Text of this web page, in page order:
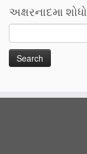
અક્ષરનાદમા શોધો